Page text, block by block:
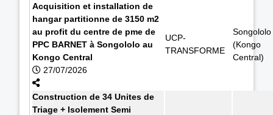
Acquisition et installation de
hangar partitionne de 3150 m2
au profit du centre de pme de
PPC BARNET à Songololo au
Kongo Central
27/07/2026
UCP-
TRANSFORME
Songololo
(Kongo
Central)
Construction de 34 Unites de
Triage + Isolement Semi